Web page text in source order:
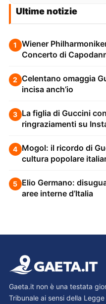
Ultime notizie
1
Wiener
Concerto di
2 Celentano omaggia
incisa anch’io
3 La figlia di Guccini
ringraziamenti su
4 Mogol: il ricordo di
cultura popolare
5 Elio Germano:
aree interne d’Italia
Gaeta.it non è una testata
Tribunale ai sensi della